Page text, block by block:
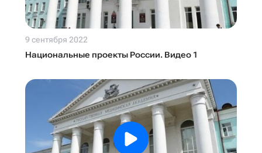
9 сентября 2022
Национальные проекты России. Видео 1